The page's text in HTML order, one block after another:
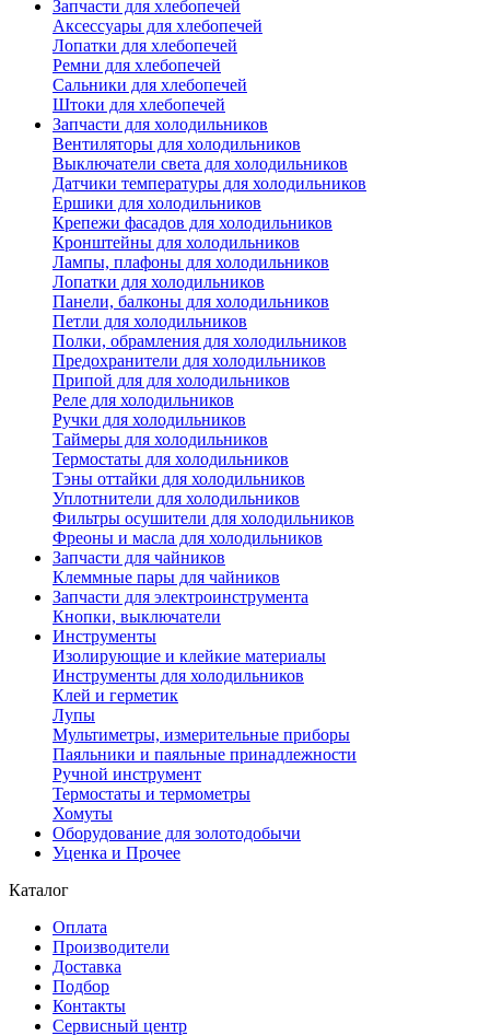
Запчасти для хлебопечей
Аксессуары для хлебопечей
Лопатки для хлебопечей
Ремни для хлебопечей
Сальники для хлебопечей
Штоки для хлебопечей
Запчасти для холодильников
Вентиляторы для холодильников
Выключатели света для холодильников
Датчики температуры для холодильников
Ершики для холодильников
Крепежи фасадов для холодильников
Кронштейны для холодильников
Лампы, плафоны для холодильников
Лопатки для холодильников
Панели, балконы для холодильников
Петли для холодильников
Полки, обрамления для холодильников
Предохранители для холодильников
Припой для для холодильников
Реле для холодильников
Ручки для холодильников
Таймеры для холодильников
Термостаты для холодильников
Тэны оттайки для холодильников
Уплотнители для холодильников
Фильтры осушители для холодильников
Фреоны и масла для холодильников
Запчасти для чайников
Клеммные пары для чайников
Запчасти для электроинструмента
Кнопки, выключатели
Инструменты
Изолирующие и клейкие материалы
Инструменты для холодильников
Клей и герметик
Лупы
Мультиметры, измерительные приборы
Паяльники и паяльные принадлежности
Ручной инструмент
Термостаты и термометры
Хомуты
Оборудование для золотодобычи
Уценка и Прочее
Каталог
Оплата
Производители
Доставка
Подбор
Контакты
Сервисный центр